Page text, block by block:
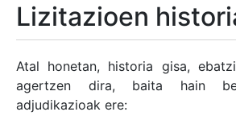
Erakutsi/Ezkutatu
Lizitazioen
Atal honetan, historia gisa,
agertzen dira, baita hain
adjudikazioak ere: